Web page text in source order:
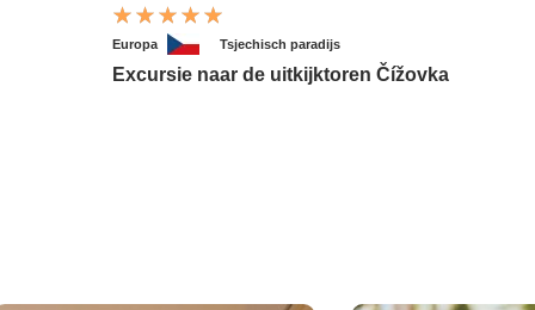
Europa Tsjechisch paradijs
Excursie naar de uitkijktoren Čížovka